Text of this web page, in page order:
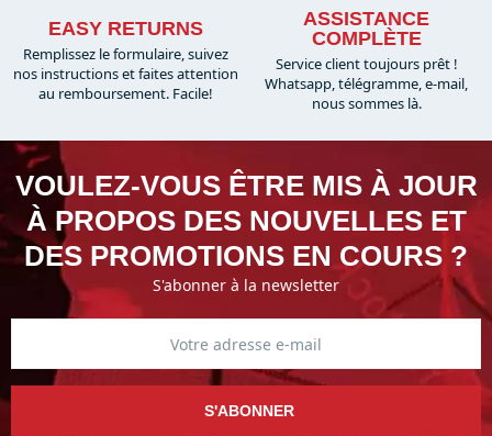
EASY RETURNS
Remplissez le formulaire, suivez
nos instructions et faites attention
au remboursement. Facile!
ASSISTANCE
COMPLÈTE
Service client toujours prêt !
Whatsapp, télégramme, e-mail,
nous sommes là.​
VOULEZ-VOUS ÊTRE MIS À JOUR
À PROPOS DES NOUVELLES ET
DES PROMOTIONS EN COURS ?
S'abonner à la newsletter
S'ABONNER